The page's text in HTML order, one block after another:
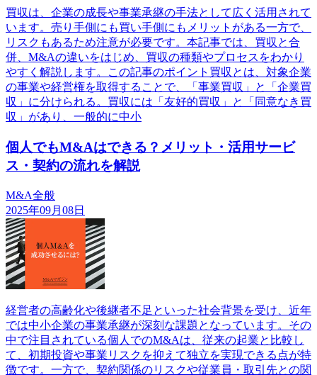
買収は、企業の成長や事業承継の手法として広く活用されて
います。売り手側にも買い手側にもメリットがある一方で、
リスクもあるため注意が必要です。本記事では、買収と合
併、M&Aの違いをはじめ、買収の種類やプロセスをわかり
やすく解説します。この記事のポイント買収とは、対象企業
の事業や経営権を取得することで、「事業買収」と「企業買
収」に分けられる。買収には「友好的買収」と「同意なき買
収」があり、一般的に中小
個人でもM&Aはできる？メリット・活用サービ
ス・契約の流れを解説
M&A全般
2025年09月08日
経営者の高齢化や後継者不足といった社会背景を受け、近年
では中小企業の事業承継が深刻な課題となっています。その
中で注目されている個人でのM&Aは、従来の起業と比較し
て、初期投資や事業リスクを抑えて独立を実現できる点が特
徴です。一方で、契約関係のリスクや従業員・取引先との関